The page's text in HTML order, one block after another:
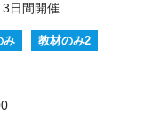
日間開催
み 教材のみ2